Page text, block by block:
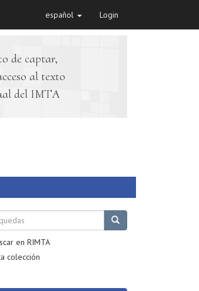
español Login
de captar,
al texto
del IMTA
en RIMTA
colección